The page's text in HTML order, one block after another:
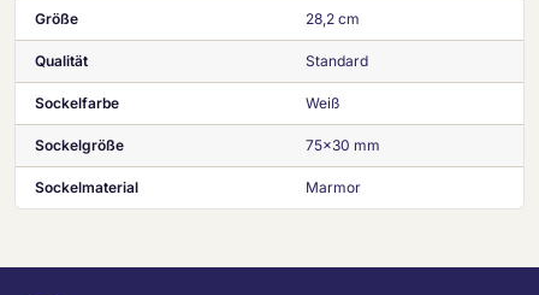
Größe 28,2 cm
Qualität Standard
Sockelfarbe Weiß
Sockelgröße 75x30 mm
Sockelmaterial Marmor